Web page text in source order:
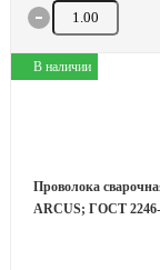
Количество товара
В наличии
Проволока
ARCUS; ГОСТ